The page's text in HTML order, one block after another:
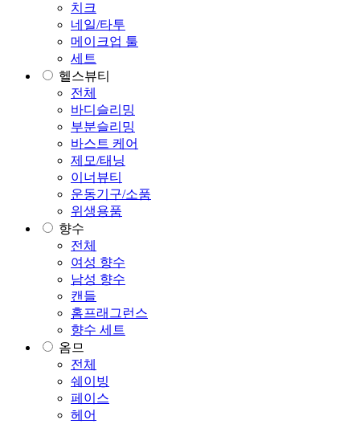
치크
네일/타투
메이크업 툴
세트
헬스뷰티
전체
바디슬리밍
부분슬리밍
바스트 케어
제모/태닝
이너뷰티
운동기구/소품
위생용품
향수
전체
여성 향수
남성 향수
캔들
홈프래그런스
향수 세트
옴므
전체
쉐이빙
페이스
헤어